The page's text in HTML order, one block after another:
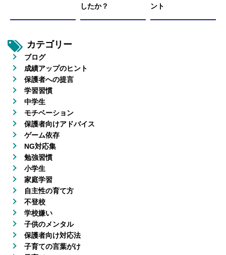
したか？
ント
カテゴリー
ブログ
成績アップのヒント
保護者への提言
学習習慣
中学生
モチベーション
保護者向けアドバイス
ゲーム依存
NG対応集
勉強習慣
小学生
家庭学習
自主性の育て方
不登校
学校嫌い
子供のメンタル
保護者向け対応法
子育ての言葉がけ